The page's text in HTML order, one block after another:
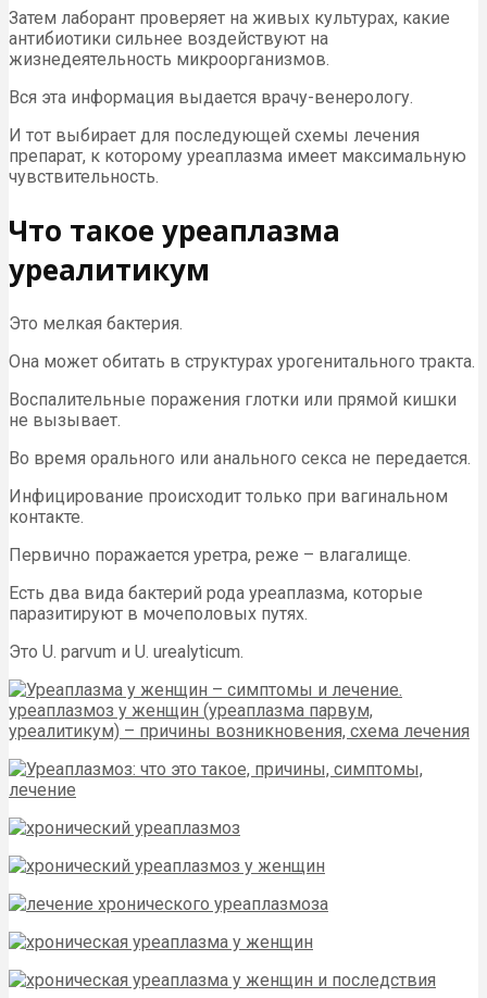
Затем лаборант проверяет на живых культурах, какие
антибиотики сильнее воздействуют на
жизнедеятельность микроорганизмов.
Вся эта информация выдается врачу-венерологу.
И тот выбирает для последующей схемы лечения
препарат, к которому уреаплазма имеет максимальную
чувствительность.
Что такое уреаплазма
уреалитикум
Это мелкая бактерия.
Она может обитать в структурах урогенитального тракта.
Воспалительные поражения глотки или прямой кишки
не вызывает.
Во время орального или анального секса не передается.
Инфицирование происходит только при вагинальном
контакте.
Первично поражается уретра, реже – влагалище.
Есть два вида бактерий рода уреаплазма, которые
паразитируют в мочеполовых путях.
Это U. parvum и U. urealyticum.